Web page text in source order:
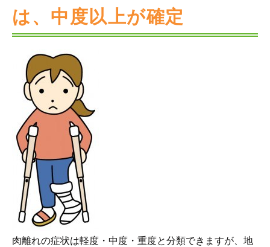
は、中度以上が確定
肉離れの症状は軽度・中度・重度と分類できますが、地